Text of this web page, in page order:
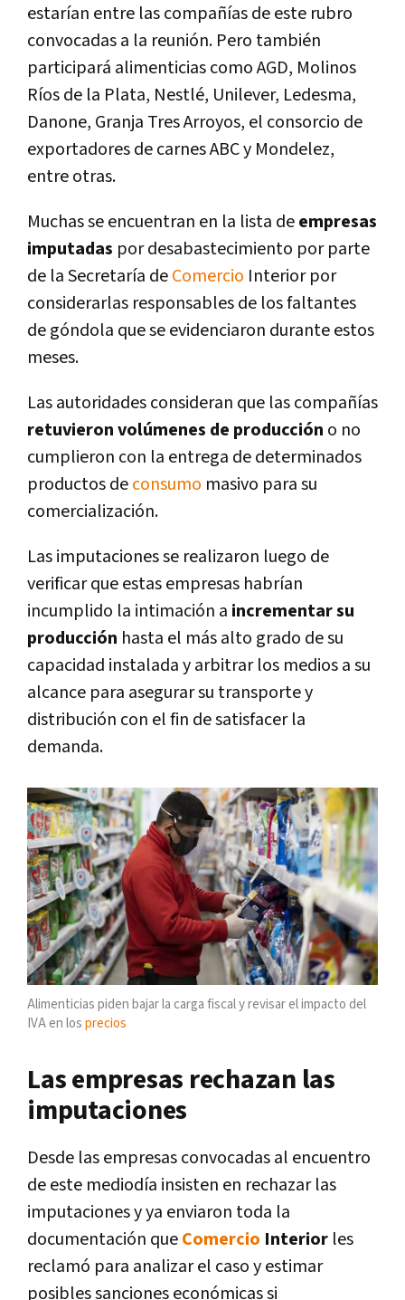
estarían entre las compañías de este rubro
convocadas a la reunión. Pero también
participará alimenticias como AGD, Molinos
Ríos de la Plata, Nestlé, Unilever, Ledesma,
Danone, Granja Tres Arroyos, el consorcio de
exportadores de carnes ABC y Mondelez,
entre otras.
Muchas se encuentran en la lista deempresas
imputadas por desabastecimiento por parte
de la Secretaría deComercio Interior por
considerarlas responsables de los faltantes
de góndola que se evidenciaron durante estos
meses.
Las autoridades consideran que las compañías
retuvieron volúmenes de producción o no
cumplieron con la entrega de determinados
productos deconsumo masivo para su
comercialización.
Las imputaciones se realizaron luego de
verificar que estas empresas habrían
incumplido la intimación a incrementar su
producción hasta el más alto grado de su
capacidad instalada y arbitrar los medios a su
alcance para asegurar su transporte y
distribución con el fin de satisfacer la
demanda.
Alimenticias piden bajar la carga fiscal y revisar el impacto del
IVA en los precios
Las empresas rechazan las
imputaciones
Desde las empresas convocadas al encuentro
de este mediodía insisten en rechazar las
imputaciones y ya enviaron toda la
documentación queComercio Interior les
reclamó para analizar el caso y estimar
posibles sanciones económicas si